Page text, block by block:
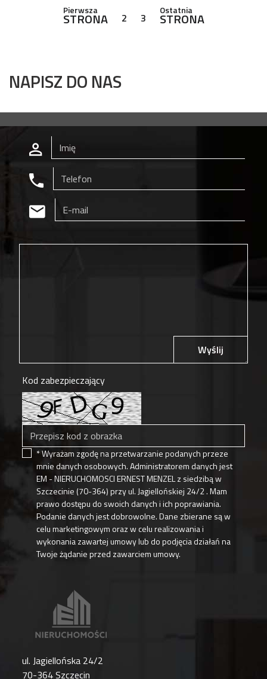
Pierwsza
STRONA 2 3
Ostatnia
STRONA
NAPISZ DO NAS
ul. Jagiellońska 24/2
70-364 Szczecin
Wyślij
Kod zabezpieczający
* Wyrażam zgodę na przetwarzanie podanych przeze
mnie danych osobowych. Administratorem danych jest
EM - NIERUCHOMOSCI ERNEST MENZEL z siedzibą w
Szczecinie (70-364) przy ul. Jagiellońskiej 24/2 . Mam
prawo dostępu do swoich danych i ich poprawiania.
Podanie danych jest dobrowolne. Dane zbierane są w
celu marketingowym oraz w celu realizowania i
wykonania zawartej umowy lub do podjęcia działań na
Twoje żądanie przed zawarciem umowy.